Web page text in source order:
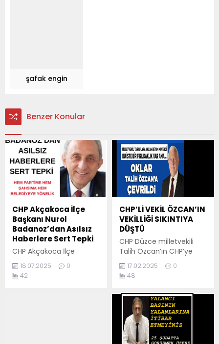
şafak engin
Benzer Konular
CHP Akçakoca İlçe
Başkanı Nurol
Badanoz’dan Asılsız
Haberlere Sert Tepki
CHP Akçakoca İlçe
Başkanı Nurol Badanoz,
bazı haber sitelerinde
kendisi hakkında çıkan
18.07.2025
0
42
CHP’Lİ VEKİL ÖZCAN’IN
VEKİLLİĞİ SIKINTIYA
DÜŞTÜ
CHP Düzce milletvekili
Talih Özcan’ın CHP’ye
muhalif duruşuyla bilinen
eski ilçe başkanı Tuğrul
Abanoz’u ofisinde ziyaret
etmesi çokça
konuşuluyor. Ziyaret,
ilçedeki basın
mensuplarının farklı
tepkilerini de ortaya
çıkardı. Bir kısım, bu
17.02.2025
0
48